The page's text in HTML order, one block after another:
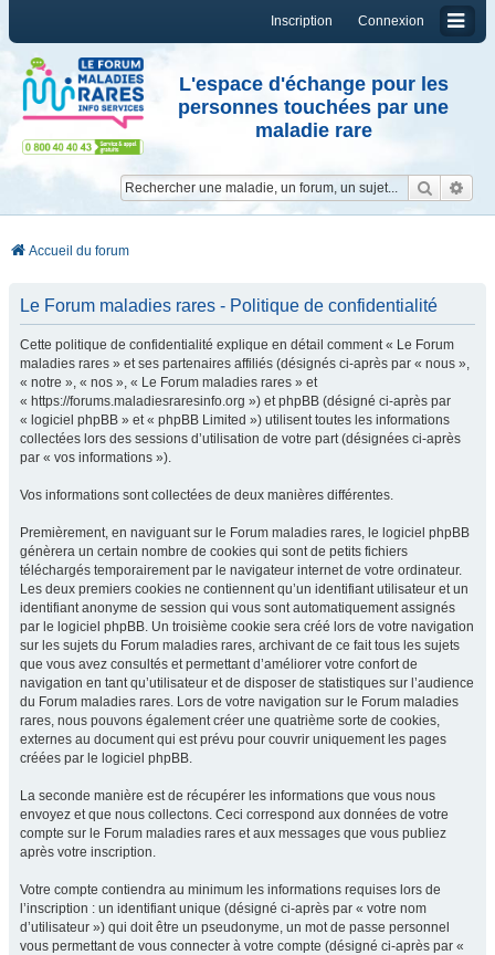
Connexion
Inscription
L'espace d'échange pour les
personnes touchées par une
maladie rare
Accueil du forum
Le Forum maladies rares - Politique de confidentialité
Cette politique de confidentialité explique en détail comment « Le Forum
maladies rares » et ses partenaires affiliés (désignés ci-après par « nous »,
« notre », « nos », « Le Forum maladies rares » et
« https://forums.maladiesraresinfo.org ») et phpBB (désigné ci-après par
« logiciel phpBB » et « phpBB Limited ») utilisent toutes les informations
collectées lors des sessions d’utilisation de votre part (désignées ci-après
par « vos informations »).
Vos informations sont collectées de deux manières différentes.
Premièrement, en naviguant sur le Forum maladies rares, le logiciel phpBB
génèrera un certain nombre de cookies qui sont de petits fichiers
téléchargés temporairement par le navigateur internet de votre ordinateur.
Les deux premiers cookies ne contiennent qu’un identifiant utilisateur et un
identifiant anonyme de session qui vous sont automatiquement assignés
par le logiciel phpBB. Un troisième cookie sera créé lors de votre navigation
sur les sujets du Forum maladies rares, archivant de ce fait tous les sujets
que vous avez consultés et permettant d’améliorer votre confort de
navigation en tant qu’utilisateur et de disposer de statistiques sur l’audience
du Forum maladies rares. Lors de votre navigation sur le Forum maladies
rares, nous pouvons également créer une quatrième sorte de cookies,
externes au document qui est prévu pour couvrir uniquement les pages
créées par le logiciel phpBB.
La seconde manière est de récupérer les informations que vous nous
envoyez et que nous collectons. Ceci correspond aux données de votre
compte sur le Forum maladies rares et aux messages que vous publiez
après votre inscription.
Votre compte contiendra au minimum les informations requises lors de
l’inscription : un identifiant unique (désigné ci-après par « votre nom
d’utilisateur ») qui doit être un pseudonyme, un mot de passe personnel
vous permettant de vous connecter à votre compte (désigné ci-après par «